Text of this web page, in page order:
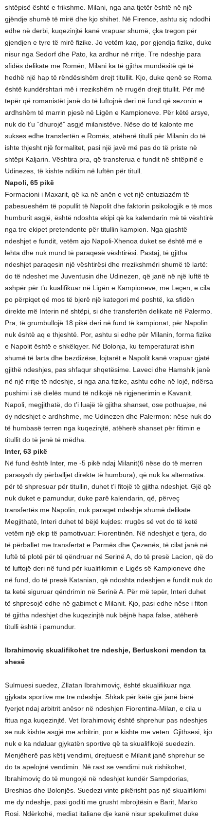
shtëpisë është e frikshme. Milani, nga ana tjetër është në një
gjëndje shumë të mirë dhe kjo shihet. Në Firence, ashtu siç ndodhi
edhe në derbi, kuqezinjtë kanë vrapuar shumë, çka tregon për
gjendjen e tyre të mirë fizike. Jo vetëm kaq, por gjendja fizike, duke
nisur nga Sedorf dhe Pato, ka ardhur në rritje. Tre ndeshje para
sfidës delikate me Romën, Milani ka të gjitha mundësitë që të
hedhë një hap të rëndësishëm drejt titullit. Kjo, duke qenë se Roma
është kundërshtari më i rrezikshëm në rrugën drejt titullit. Për më
tepër që romanistët janë do të luftojnë deri në fund që sezonin e
ardhshëm të marrin pjesë në Ligën e Kampioneve. Për këtë arsye,
nuk do t’u “dhurojë” asgjë milanistëve. Nëse do të kalonte me
sukses edhe transfertën e Romës, atëherë titulli për Milanin do të
ishte thjesht një formalitet, pasi një javë më pas do të priste në
shtëpi Kaljarin. Vështira pra, që transferua e fundit në shtëpinë e
Udinezes, të kishte ndikim në luftën për titull.
Napoli, 65 pikë
Formacioni i Maxarit, që ka në anën e vet një entuziazëm të
pabesueshëm të popullit të Napolit dhe faktorin psikologjik e të mos
humburit asgjë, është ndoshta ekipi që ka kalendarin më të vështirë
nga tre ekipet pretendente për titullin kampion. Nga gjashtë
ndeshjet e fundit, vetëm ajo Napoli-Xhenoa duket se është më e
lehta dhe nuk mund të paraqesë vështirësi. Pastaj, të gjitha
ndeshjet paraqesin një vështirësi dhe rrezikshmëri shumë të lartë:
do të ndeshet me Juventusin dhe Udinezen, që janë në një luftë të
ashpër për t’u kualifikuar në Ligën e Kampioneve, me Leçen, e cila
po përpiqet që mos të bjerë një kategori më poshtë, ka sfidën
direkte më Interin në shtëpi, si dhe transfertën delikate në Palermo.
Pra, të grumbullojë 18 pikë deri në fund të kampionat, për Napolin
nuk është aq e thjeshtë. Por, ashtu si edhe për Milanin, forma fizike
e Napolit është e shkëlqyer. Në Bolonja, ku temperaturat ishin
shumë të larta dhe bezdizëse, lojtarët e Napolit kanë vrapuar gjatë
gjithë ndeshjes, pas shfaqur shqetësime. Laveci dhe Hamshik janë
në një rritje të ndeshje, si nga ana fizike, ashtu edhe në lojë, ndërsa
pushimi i së dielës mund të ndikojë në rigjenerimin e Kavanit.
Napoli, megjithatë, do t’i luajë të gjitha shanset, ose pothuajse, në
dy ndeshjet e ardhshme, me Udinezen dhe Palermon: nëse nuk do
të humbasë terren nga kuqezinjtë, atëherë shanset për fitimin e
titullit do të jenë të mëdha.
Inter, 63 pikë
Në fund është Inter, me -5 pikë ndaj Milanit(6 nëse do të merren
parasysh dy përballjet direkte të humbura), që nuk ka alternativa:
për të shpresuar për titullin, duhet t’i fitojë të gjitha ndeshjet. Gjë që
nuk duket e pamundur, duke parë kalendarin, që, përveç
transfertës me Napolin, nuk paraqet ndeshje shumë delikate.
Megjithatë, Interi duhet të bëjë kujdes: rrugës së vet do të ketë
vetëm një ekip të pamotivuar: Fiorentinën. Në ndeshjet e tjera, do
të përballet me transfertat e Parmës dhe Çezenës, të cilat janë në
luftë të plotë për të qëndruar në Serinë A, do të presë Lacion, që do
të luftojë deri në fund për kualifikimin e Ligës së Kampioneve dhe
në fund, do të presë Katanian, që ndoshta ndeshjen e fundit nuk do
ta ketë siguruar qëndrimin në Serinë A. Për më tepër, Interi duhet
të shpresojë edhe në gabimet e Milanit. Kjo, pasi edhe nëse i fiton
të gjitha ndeshjet dhe kuqezinjtë nuk bëjnë hapa false, atëherë
titulli është i pamundur.
Ibrahimoviç skualifikohet tre ndeshje, Berluskoni mendon ta
shesë
Sulmuesi suedez, Zllatan Ibrahimoviç, është skualifikuar nga
gjykata sportive me tre ndeshje. Shkak për këtë gjë janë bërë
fyerjet ndaj arbitrit anësor në ndeshjen Fiorentina-Milan, e cila u
fitua nga kuqezinjtë. Vet Ibrahimoviç është shprehur pas ndeshjes
se nuk kishte asgjë me arbitrin, por e kishte me veten. Gjithsesi, kjo
nuk e ka ndaluar gjykatën sportive që ta skualifikojë suedezin.
Menjëherë pas këtij vendimi, drejtuesit e Milanit janë shprehur se
do ta apelojnë vendimin. Në rast se vendimi nuk rishikohet,
Ibrahimoviç do të mungojë në ndeshjet kundër Sampdorias,
Breshias dhe Bolonjës. Suedezi vinte pikërisht pas një skualifikimi
me dy ndeshje, pasi goditi me grusht mbrojtësin e Barit, Marko
Rosi. Ndërkohë, mediat italiane dje kanë nisur spekulimet duke